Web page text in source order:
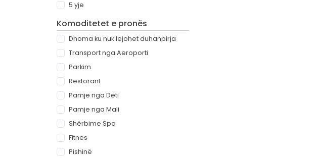
5 yje
Komoditetet e pronës
Dhoma ku nuk lejohet duhanpirja
Transport nga Aeroporti
Parkim
Restorant
Pamje nga Deti
Pamje nga Mali
Shërbime Spa
Fitnes
Pishinë